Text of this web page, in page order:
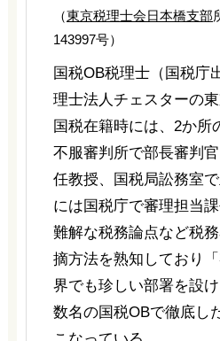
（東京税理士会日本橋支部
143997号）
国税OB税理士（国税庁
理士法人チェスターの東
国税在籍時には、2か所
不服審判所で部長審判
任教授、国税局訟務室
には国税庁で審理担当課
難解な税務論点など税
摘方法を熟知しており
界でも珍しい部署を設
数名の国税OBで徹底し